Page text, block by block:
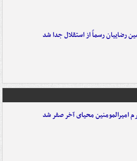
رضاییان رسماً از استقلال جدا شد
امیرالمومنین محیای آخر صفر شد